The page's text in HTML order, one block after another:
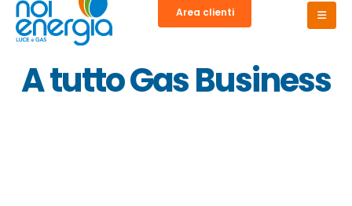
Area clienti
A tutto Gas Business